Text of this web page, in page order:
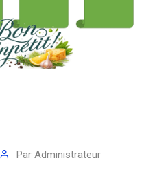
Par Administrateur